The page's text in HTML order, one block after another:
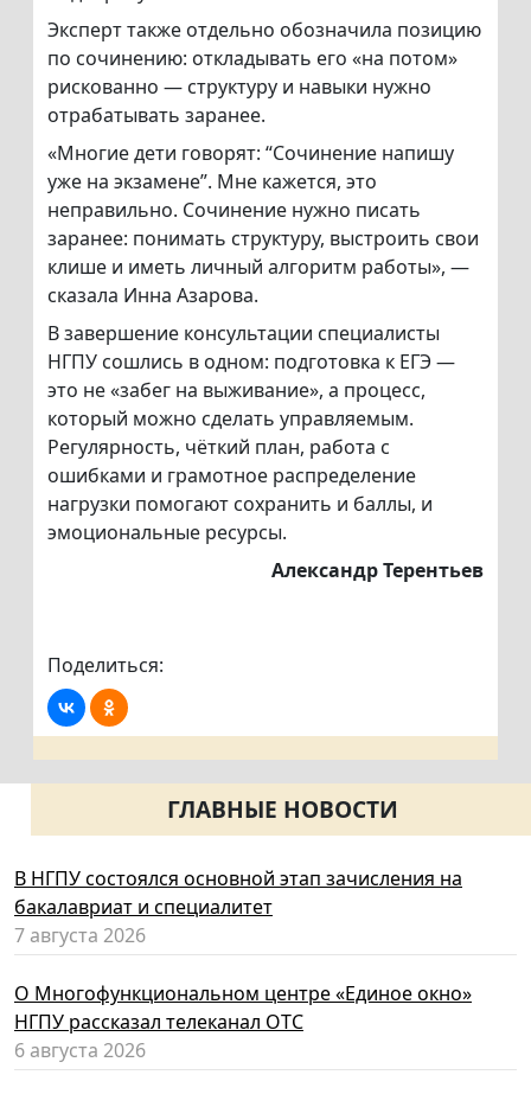
Эксперт также отдельно обозначила позицию
по сочинению: откладывать его «на потом»
рискованно — структуру и навыки нужно
отрабатывать заранее.
«Многие дети говорят: “Сочинение напишу
уже на экзамене”. Мне кажется, это
неправильно. Сочинение нужно писать
заранее: понимать структуру, выстроить свои
клише и иметь личный алгоритм работы», —
сказала Инна Азарова.
В завершение консультации специалисты
НГПУ сошлись в одном: подготовка к ЕГЭ —
это не «забег на выживание», а процесс,
который можно сделать управляемым.
Регулярность, чёткий план, работа с
ошибками и грамотное распределение
нагрузки помогают сохранить и баллы, и
эмоциональные ресурсы.
Александр Терентьев
Поделиться:
ГЛАВНЫЕ НОВОСТИ
В НГПУ состоялся основной этап зачисления на
бакалавриат и специалитет
7 августа 2026
О Многофункциональном центре «Единое окно»
НГПУ рассказал телеканал ОТС
6 августа 2026